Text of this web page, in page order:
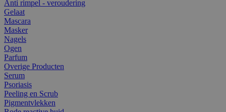
Anti rimpel - veroudering
Gelaat
Mascara
Masker
Nagels
Ogen
Parfum
Overige Producten
Serum
Psoriasis
Peeling en Scrub
Pigmentvlekken